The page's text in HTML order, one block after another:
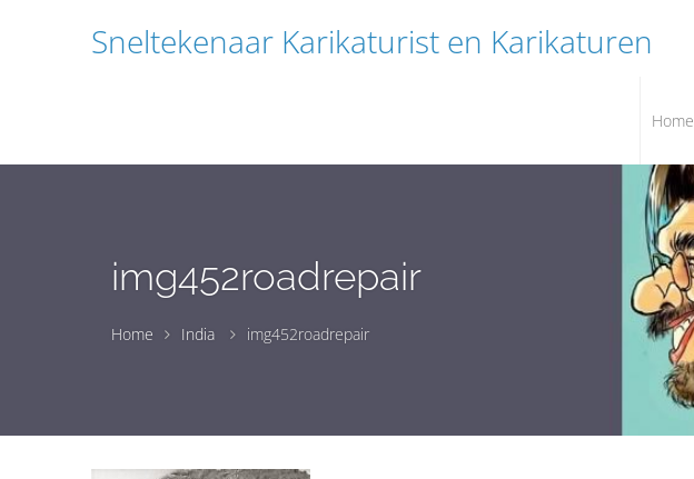
Sneltekenaar Karikaturist en Karikaturen
Home
img452roadrepair
Home India img452roadrepair